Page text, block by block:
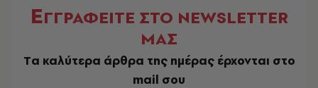
ΕΓΓΡΑΦΕΙΤΕ ΣΤΟ NEWSLETTER
ΜΑΣ
Tα καλύτερα άρθρα της ημέρας έρχονται στο
mail σου